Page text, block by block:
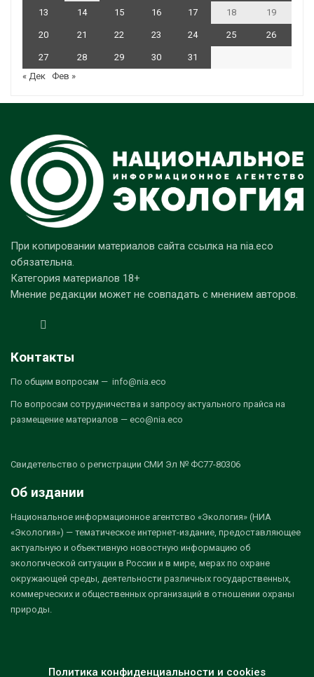
13 14 15 16 17 18 19
20 21 22 23 24 25 26
27 28 29 30
31
« Дек Фев »
При копировании материалов сайта ссылка на nia.eco
обязательна.
Категория материалов 18+
Мнение редакции может не совпадать с мнением авторов.
Контакты
По общим вопросам — info@nia.eco
По вопросам сотрудничества и запросу актуального прайса на
размещение материалов — eco@nia.eco
Свидетельство о регистрации СМИ Эл № ФС77-80306
Об издании
Национальное информационное агентство «Экология» (НИА
«Экология») — тематическое интернет-издание, предоставляющее
актуальную и объективную новостную информацию об
экологической ситуации в России и в мире, мерах по охране
окружающей среды, деятельности различных государственных,
коммерческих и общественных организаций в отношении охраны
природы.
Политика конфиденциальности и cookies